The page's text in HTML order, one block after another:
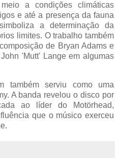
a condições climáticas
e até a presença da fauna
a determinação da
limites. O trabalho também
de Bryan Adams e
'Mutt' Lange em algumas
também serviu como uma
A banda revelou o disco por
ao líder do Motörhead,
que o músico exerceu